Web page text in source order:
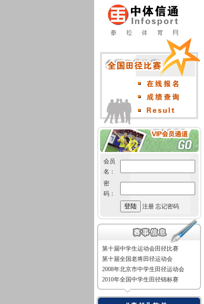
会员
名：
密
码：
注册 忘记密码
第十届中学生运动会田径比赛
第十届全国老将田径运动会
2008年北京市中学生田径运动会
2010年全国中学生田径锦标赛